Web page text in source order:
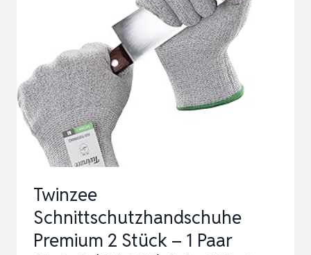
SCHNEIDEN
ARBEITSHANDSCHUHE
LEVEL
A6
GARTENHANDSCHUHE
HE…
Twinzee
Schnittschutzhandschuhe
Premium 2 Stück – 1 Paar